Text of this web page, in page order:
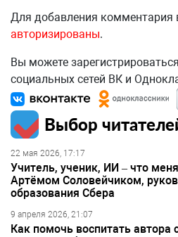
Для добавления
авторизированы.
Вы можете
социальных сетей ВК и
Выбор
22 мая 2026, 17:17
Учитель, ученик, ИИ – что
Артёмом Соловейчиком,
образования Сбера
9 апреля 2026, 21:07
Как помочь воспитать автора